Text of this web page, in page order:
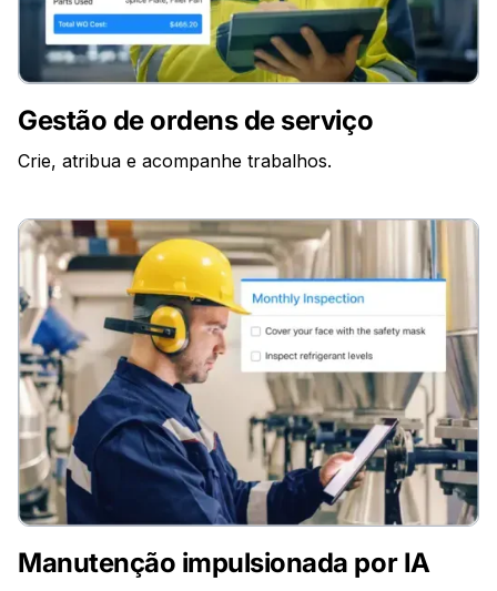
Gestão de ordens de serviço
Crie, atribua e acompanhe trabalhos.
Manutenção impulsionada por IA